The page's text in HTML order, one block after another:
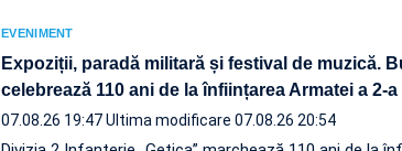
EVENIMENT
Expoziții, paradă militară și festival de muzică.
celebrează 110 ani de la înființarea Armatei a 2-a
07.08.26 19:47Ultima modificare 07.08.26 20:54